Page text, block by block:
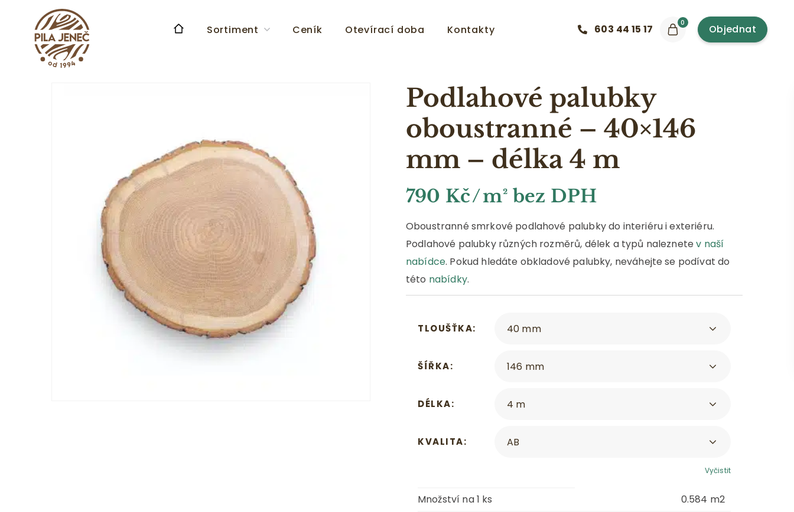
Sortiment Ceník Otevírací doba Kontakty 603 44 15 17 0 Objednat
Podlahové palubky
oboustranné – 40×146
mm – délka 4 m
790 Kč/ m² bez DPH
Oboustranné smrkové podlahové palubky do interiéru i exteriéru.
Podlahové palubky různých rozměrů, délek a typů naleznetev naší
nabídce. Pokud hledáte obkladové palubky, neváhejte se podívat do
této nabídky.
TLOUŠŤKA
ŠÍŘKA
DÉLKA
KVALITA
Vyčistit
Množství na 1 ks 0.584 m2